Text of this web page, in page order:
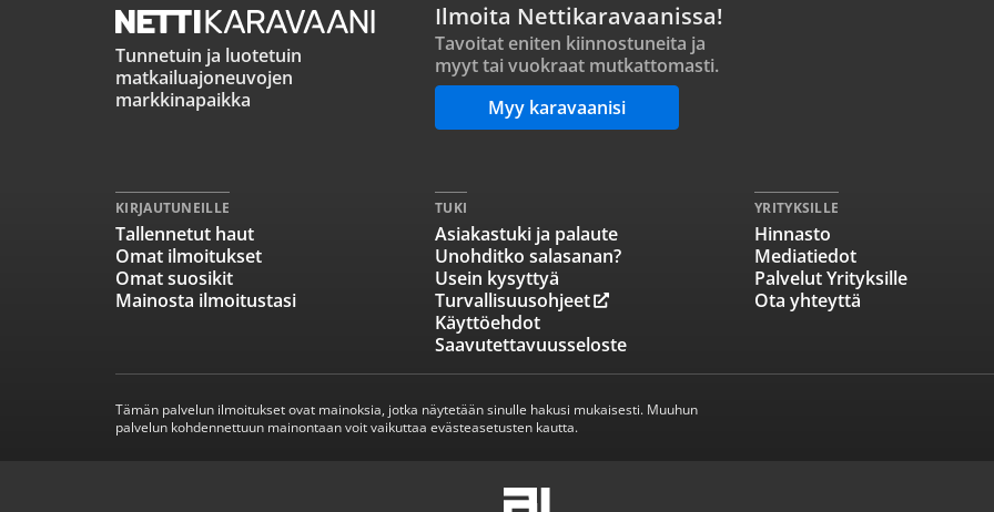
Tunnetuin ja luotetuin
matkailuajoneuvojen
markkinapaikka
Ilmoita Nettikaravaanissa!
Tavoitat eniten kiinnostuneita ja
myyt tai vuokraat mutkattomasti.
Myy karavaanisi
KIRJAUTUNEILLE
Tallennetut haut
Omat ilmoitukset
Omat suosikit
Mainosta ilmoitustasi
TUKI
Asiakastuki ja palaute
Unohditko salasanan?
Usein kysyttyä
Turvallisuusohjeet
Käyttöehdot
Saavutettavuusseloste
YRITYKSILLE
Hinnasto
Mediatiedot
Palvelut Yrityksille
Ota yhteyttä
Tämän palvelun ilmoitukset ovat mainoksia, jotka näytetään sinulle hakusi mukaisesti. Muuhun
palvelun kohdennettuun mainontaan voit vaikuttaa evästeasetusten kautta.